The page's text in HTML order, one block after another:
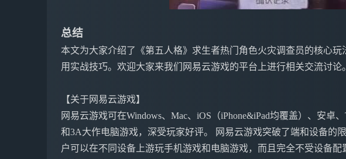
总结
本文为大家介绍了《第五人格》求生者热门角色火灾调查员的核心玩
用实战技巧。欢迎大家来我们网易云游戏的平台上进行相关交流讨论。
【关于网易云游戏】
网易云游戏可在Windows、Mac、iOS（iPhone&iPad均覆盖）、安卓
和3A大作电脑游戏，深受玩家好评。 网易云游戏突破了端和设备的
户可以在不同设备上游玩手机游戏和电脑游戏，而且完全不受设备